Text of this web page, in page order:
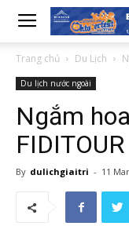
Trang chủ Du Lịch
Du lịch nước ngoài
Ngắm
FIDITOUR
By dulichgiaitri - 11